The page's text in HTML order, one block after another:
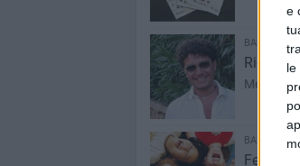
e
le
BARLETTA -
Memorial
BARLETTA
Festival